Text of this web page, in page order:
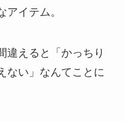
イテム。
違えると「かっちり
ない」なんてことに